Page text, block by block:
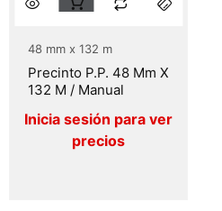
48 mm x 132 m
Precinto P.P. 48 Mm X
132 M / Manual